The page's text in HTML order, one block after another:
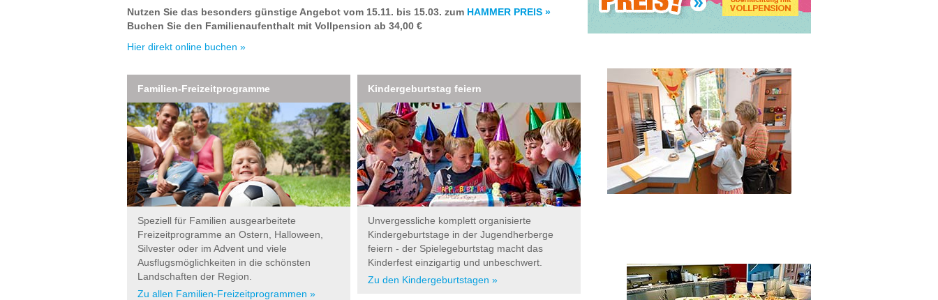
Nutzen Sie das besonders günstige Angebot vom 15.11. bis 15.03. zum HAMMER PREIS »
Buchen Sie den Familienaufenthalt mit Vollpension ab 34,00 €
Hier direkt online buchen »
Familien-Freizeitprogramme
Speziell für Familien ausgearbeitete
Freizeitprogramme an Ostern, Halloween,
Silvester oder im Advent und viele
Ausflugsmöglichkeiten in die schönsten
Landschaften der Region.
Zu allen Familien-Freizeitprogrammen »
Kindergeburtstag feiern
Unvergessliche komplett organisierte
Kindergeburtstage in der Jugendherberge
feiern - der Spielegeburtstag macht das
Kinderfest einzigartig und unbeschwert.
Zu den Kindergeburtstagen »